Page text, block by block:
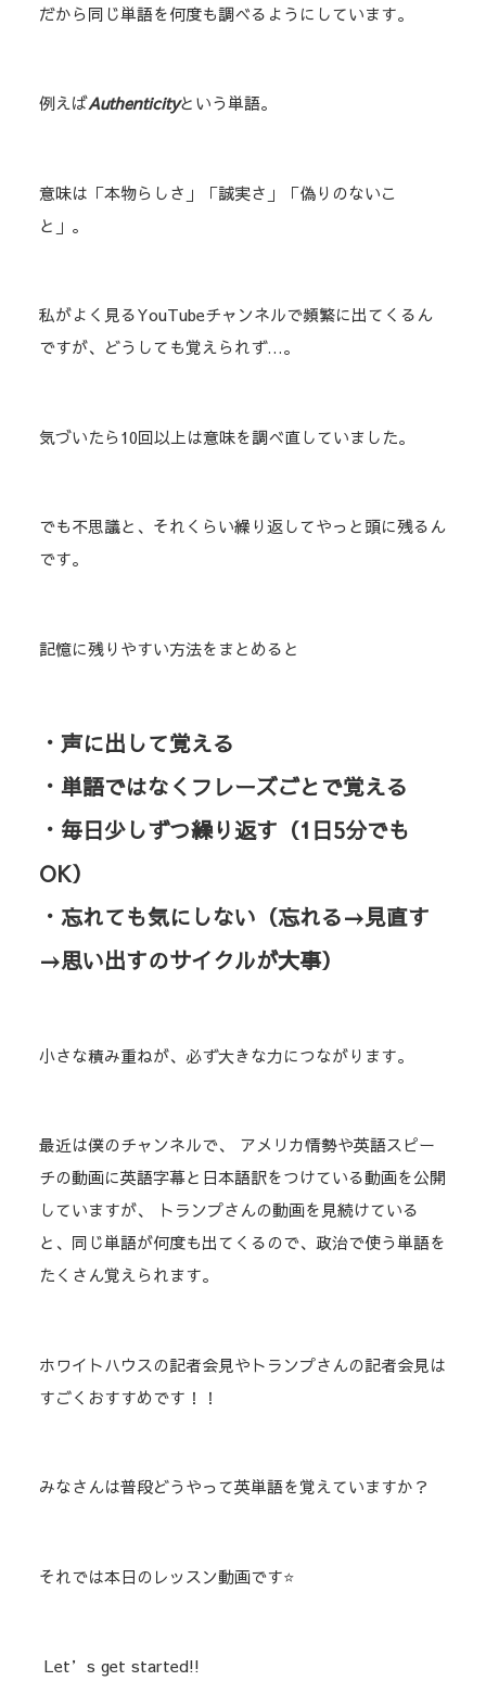
だから同じ単語を何度も調べるようにしています。
例えばAuthenticityという単語。
意味は「本物らしさ」「誠実さ」「偽りのないこ
と」。
私がよく見るYouTubeチャンネルで頻繁に出てくるん
ですが、どうしても覚えられず…。
気づいたら10回以上は意味を調べ直していました。
でも不思議と、それくらい繰り返してやっと頭に残るん
です。
記憶に残りやすい方法をまとめると
・声に出して覚える
・単語ではなくフレーズごとで覚える
・毎日少しずつ繰り返す（1日5分でも
OK）
・忘れても気にしない（忘れる→見直す
→思い出すのサイクルが大事）
小さな積み重ねが、必ず大きな力につながります。
最近は僕のチャンネルで、 アメリカ情勢や英語スピー
チの動画に英語字幕と日本語訳をつけている動画を公開
していますが、 トランプさんの動画を見続けている
と、同じ単語が何度も出てくるので、政治で使う単語を
たくさん覚えられます。
ホワイトハウスの記者会見やトランプさんの記者会見は
すごくおすすめです！！
みなさんは普段どうやって英単語を覚えていますか？
それでは本日のレッスン動画です⭐️
Let’s get started!!